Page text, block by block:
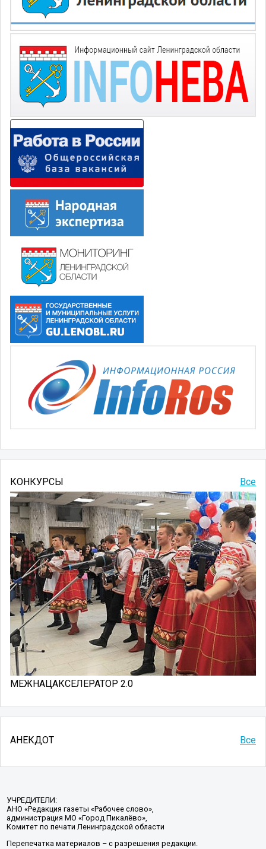
Все
КОНКУРСЫ
МЕЖНАЦАКСЕЛЕРАТОР 2.0
АНЕКДОТ Все
УЧРЕДИТЕЛИ:
АНО «Редакция газеты «Рабочее слово»,
администрация МО «Город Пикалёво»,
Комитет по печати Ленинградской области
Перепечатка материалов – с разрешения редакции.